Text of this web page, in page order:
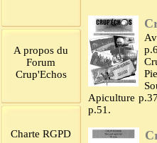
A propos du
Forum
Crup'Echos
Charte RGPD
Apiculture
p.51.